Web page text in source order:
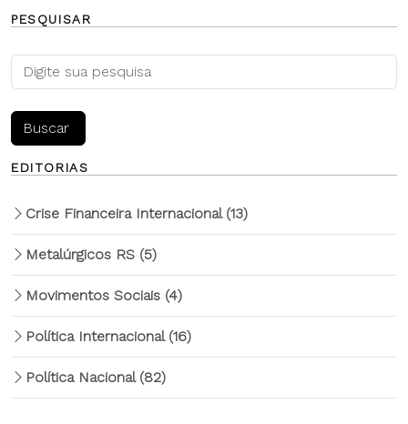
PESQUISAR
EDITORIAS
Crise Financeira Internacional (13)
Metalúrgicos RS (5)
Movimentos Sociais (4)
Política Internacional (16)
Política Nacional (82)